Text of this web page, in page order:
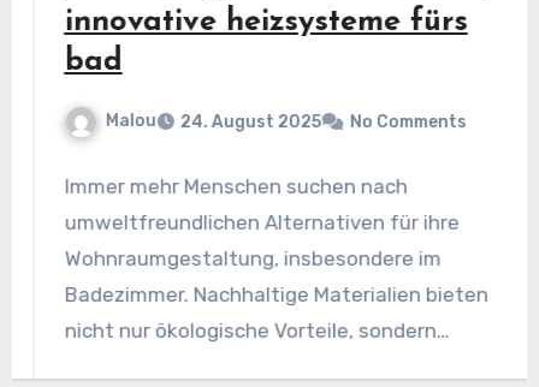
innovative heizsysteme fürs
bad
Malou 24. August 2025 No Comments
Immer mehr Menschen suchen nach
umweltfreundlichen Alternativen für ihre
Wohnraumgestaltung, insbesondere im
Badezimmer. Nachhaltige Materialien bieten
nicht nur ökologische Vorteile, sondern